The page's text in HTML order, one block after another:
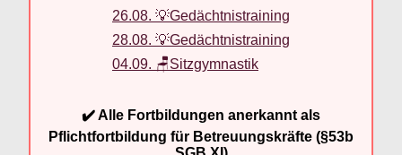
26.08. 💡Gedächtnistraining
28.08. 💡Gedächtnistraining
04.09. 🪑Sitzgymnastik
✔️ Alle Fortbildungen anerkannt als
Pflichtfortbildung für Betreuungskräfte (§53b